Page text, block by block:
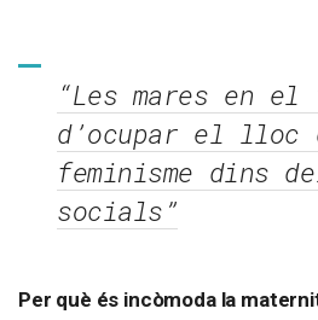
“Les mares en el
d’ocupar el lloc
feminisme dins
socials”
Per què és incòmoda la